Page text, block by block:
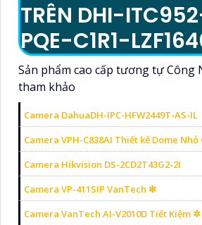
TRÊN DHI-
PQE-C1R1-
Sản phẩm cao cấp tương tự Công
tham khảo
Camera DahuaDH-IPC-HFW2449T-AS-IL
Camera VPH-C838AI Thiết kế Dome Nhỏ
Camera Hikvision DS-2CD2T43G2-2I
Camera VP-411SIP VanTech ❇
Camera VanTech AI-V2010D Tiết Kiệm ✲